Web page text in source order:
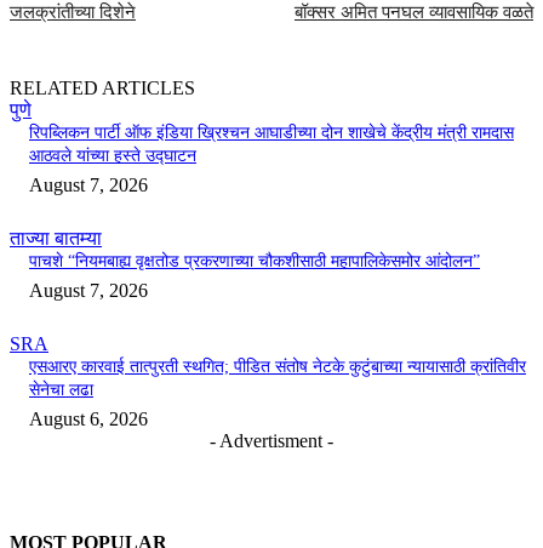
जलक्रांतीच्या दिशेने
बॉक्सर अमित पनघल व्यावसायिक वळते
RELATED ARTICLES
पुणे
रिपब्लिकन पार्टी ऑफ इंडिया ख्रिश्चन आघाडीच्या दोन शाखेचे केंद्रीय मंत्री रामदास
आठवले यांच्या हस्ते उद्घाटन
August 7, 2026
ताज्या बातम्या
पाचशे “नियमबाह्य वृक्षतोड प्रकरणाच्या चौकशीसाठी महापालिकेसमोर आंदोलन”
August 7, 2026
SRA
एसआरए कारवाई तात्पुरती स्थगित; पीडित संतोष नेटके कुटुंबाच्या न्यायासाठी क्रांतिवीर
सेनेचा लढा
August 6, 2026
- Advertisment -
MOST POPULAR